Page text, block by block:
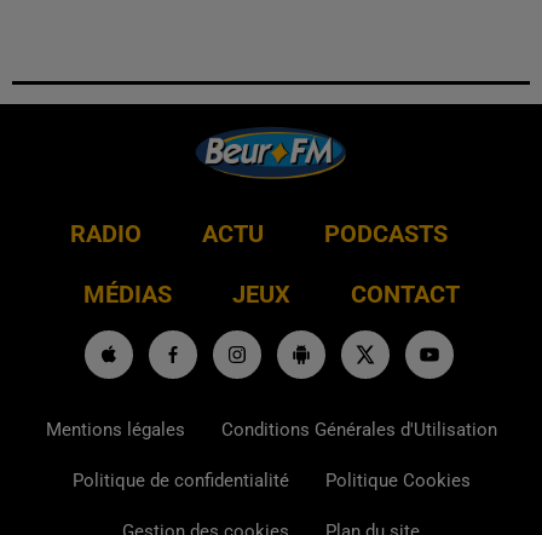
RADIO ACTU PODCASTS
MÉDIAS JEUX CONTACT
Mentions légales Conditions Générales d'Utilisation
Politique de confidentialité Politique Cookies